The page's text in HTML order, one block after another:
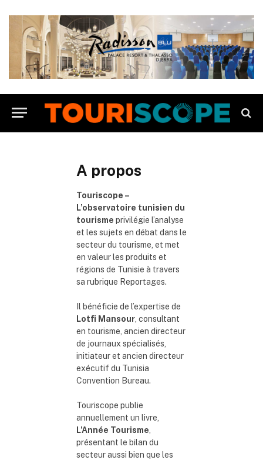
A propos
Touriscope –
L’observatoire tunisien du
tourisme privilégie l’analyse
et les sujets en débat dans le
secteur du tourisme, et met
en valeur les produits et
régions de Tunisie à travers
sa rubrique Reportages.
Il bénéficie de l’expertise de
Lotfi Mansour , consultant
en tourisme, ancien directeur
de journaux spécialisés,
initiateur et ancien directeur
exécutif du Tunisia
Convention Bureau.
Touriscope publie
annuellement un livre,
L’Année Tourisme
présentant le bilan du
secteur aussi bien que les